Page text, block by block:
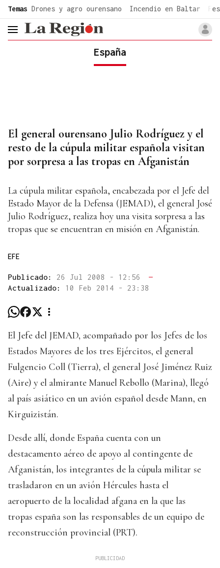
Temas Drones y agro ourensano Incendio en Baltar
header.menu.open
España
El general ourensano Julio Rodríguez y el
resto de la cúpula militar española visitan
por sorpresa a las tropas en Afganistán
La cúpula militar española, encabezada por el Jefe del
Estado Mayor de la Defensa (JEMAD), el general José
Julio Rodríguez, realiza hoy una visita sorpresa a las
tropas que se encuentran en misión en Afganistán.
EFE
Publicado: 26 Jul 2008 - 12:56
—
Actualizado: 10 Feb 2014 - 23:38
El Jefe del JEMAD, acompañado por los Jefes de los
Estados Mayores de los tres Ejércitos, el general
Fulgencio Coll (Tierra), el general José Jiménez Ruiz
(Aire) y el almirante Manuel Rebollo (Marina), llegó
al país asiático en un avión español desde Mann, en
Kirguizistán.
Desde allí, donde España cuenta con un
destacamento aéreo de apoyo al contingente de
Afganistán, los integrantes de la cúpula militar se
trasladaron en un avión Hércules hasta el
aeropuerto de la localidad afgana en la que las
tropas españa son las responsables de un equipo de
reconstrucción provincial (PRT).